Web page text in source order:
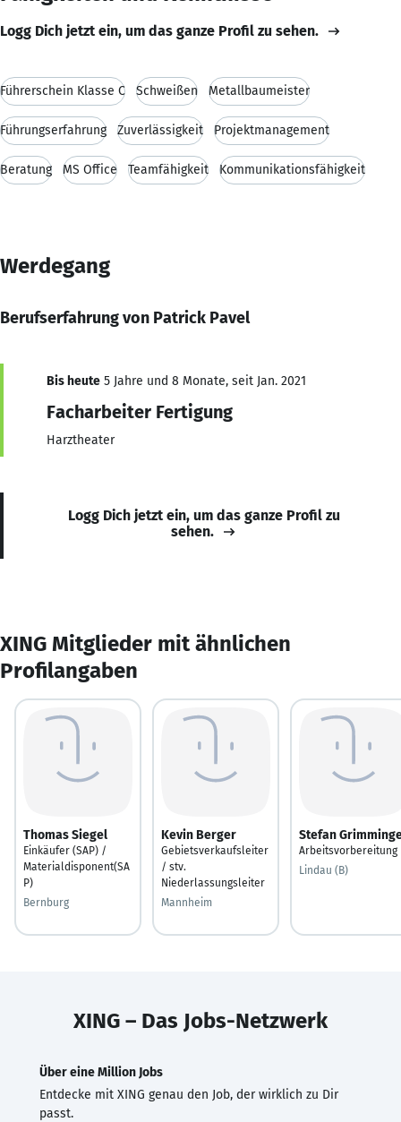
Logg Dich jetzt ein, um das ganze Profil zu sehen.
Führerschein Klasse C Schweißen Metallbaumeister
Führungserfahrung Zuverlässigkeit Projektmanagement
Beratung MS Office Teamfähigkeit Kommunikationsfähigkeit
Werdegang
Berufserfahrung von Patrick Pavel
Bis heute 5 Jahre und 8 Monate, seit Jan. 2021
Facharbeiter Fertigung
Harztheater
Logg Dich jetzt ein, um das ganze Profil zu
sehen.
XING Mitglieder mit ähnlichen
Profilangaben
Thomas Siegel
Einkäufer (SAP) /
Materialdisponent(SA
P)
Bernburg
Kevin Berger
Gebietsverkaufsleiter
/ stv.
Niederlassungsleiter
Mannheim
Stefan
Arbeitsvorbereitung
Lindau (B)
XING – Das Jobs-Netzwerk
Über eine Million Jobs
Entdecke mit XING genau den Job, der wirklich zu Dir
passt.